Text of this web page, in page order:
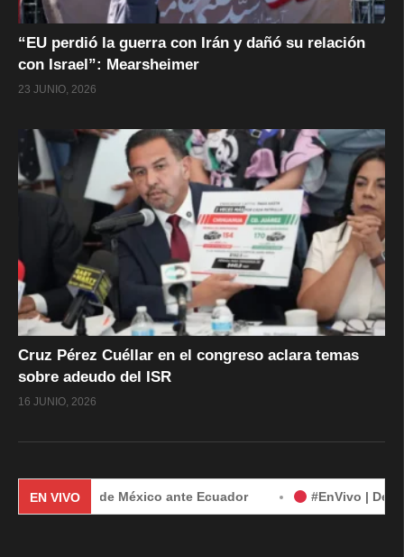
“EU perdió la guerra con Irán y dañó su relación
con Israel”: Mearsheimer
23 JUNIO, 2026
Cruz Pérez Cuéllar en el congreso aclara temas
sobre adeudo del ISR
16 JUNIO, 2026
EN VIVO
de México ante Ecuador #EnVivo | Demanda de